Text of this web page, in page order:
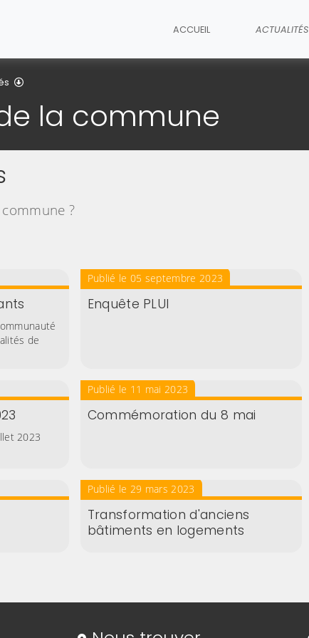
ACCUEIL ACTUALITÉS
la commune
?
de
Publié le 05 septembre 2023
Enquête PLUI
2023
Publié le 11 mai 2023
Commémoration du 8 mai
Publié le 29 mars 2023
Transformation d'anciens
bâtiments en logements
contact